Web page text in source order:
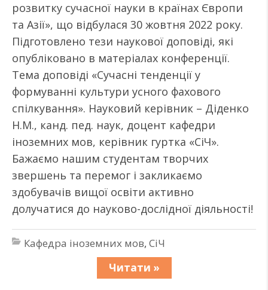
розвитку сучасної науки в країнах Європи
та Азії», що відбулася 30 жовтня 2022 року.
Підготовлено тези наукової доповіді, які
опубліковано в матеріалах конференції.
Тема доповіді «Сучасні тенденції у
формуванні культури усного фахового
спілкування». Науковий керівник – Діденко
Н.М., канд. пед. наук, доцент кафедри
іноземних мов, керівник гуртка «СіЧ».
Бажаємо нашим студентам творчих
звершень та перемог і закликаємо
здобувачів вищої освіти активно
долучатися до науково-дослідної діяльності!
Кафедра іноземних мов, СіЧ
Читати »